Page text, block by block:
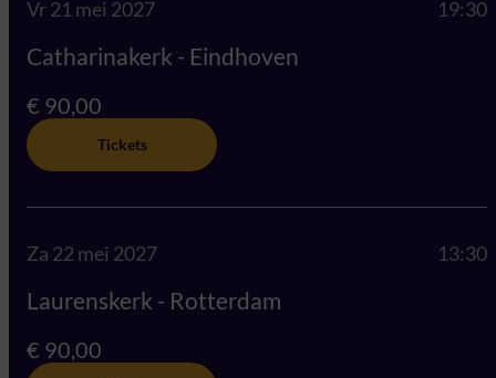
Vr 21 mei 2027 19:30
Catharinakerk - Eindhoven
€ 90,00
Tickets
Za 22 mei 2027 13:30
Laurenskerk - Rotterdam
€ 90,00